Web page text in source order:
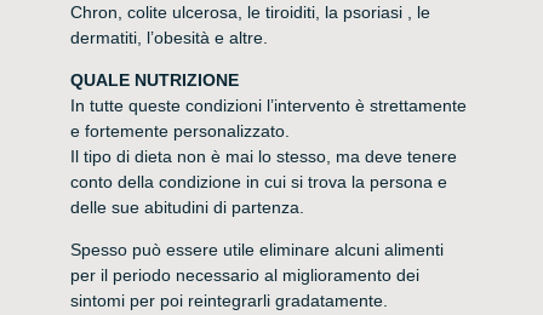
Chron, colite ulcerosa, le tiroiditi, la psoriasi , le
dermatiti, l’obesità e altre.
QUALE NUTRIZIONE
In tutte queste condizioni l’intervento è strettamente
e fortemente personalizzato.
Il tipo di dieta non è mai lo stesso, ma deve tenere
conto della condizione in cui si trova la persona e
delle sue abitudini di partenza.
Spesso può essere utile eliminare alcuni alimenti
per il periodo necessario al miglioramento dei
sintomi per poi reintegrarli gradatamente.